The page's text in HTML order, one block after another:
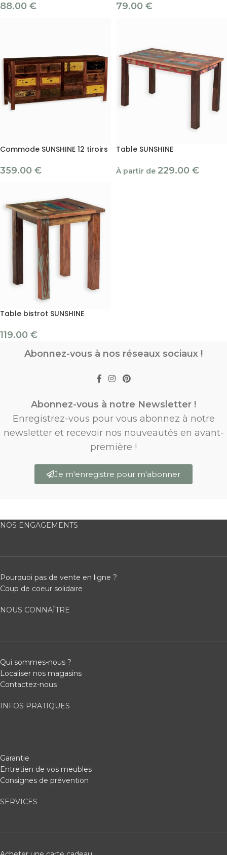
88.00 € 79.00 €
Commode SUNSHINE 12 tiroirs
359.00 €
Table SUNSHINE
À partir de 229.00 €
Table bistrot SUNSHINE
119.00 €
Abonnez-vous à nos réseaux sociaux !
Abonnez-vous à notre Newsletter !
Enregistrez-vous pour vous abonnez à notre
newsletter et recevoir nos nouveautés en avant-
première !
Je m'enregistre pour m'abonner
NOS ENGAGEMENTS
Pourquoi pas de vente en ligne ?
Coup de coeur solidaire
NOUS CONNAÎTRE
Qui sommes-nous ?
Localiser nos magasins
Contactez-nous
INFOS PRATIQUES
Garantie
Entretien de vos meubles
Consignes de prévention
SERVICES